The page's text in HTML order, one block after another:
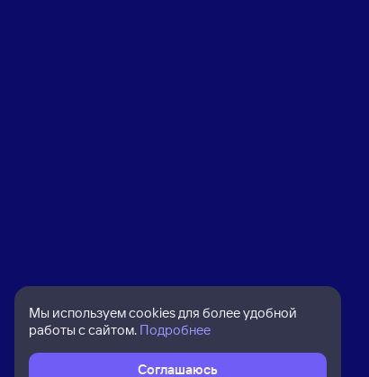
Мы используем cookies для более удобной
работы с сайтом. Подробнее
Соглашаюсь